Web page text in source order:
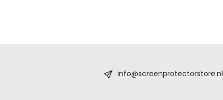
info@screenprotectorstore.nl